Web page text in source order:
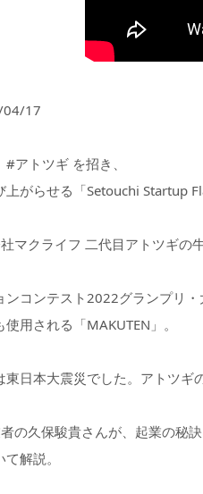
04/17
アトツギ を招き、
がらせる「Setouchi Startup
マクライフ 二代目アトツギの
ンコンテスト2022グランプリ
用される「MAKUTEN」。
東日本大震災でした。アトツギ
の久保駿貴さんが、起業の秘
解説。